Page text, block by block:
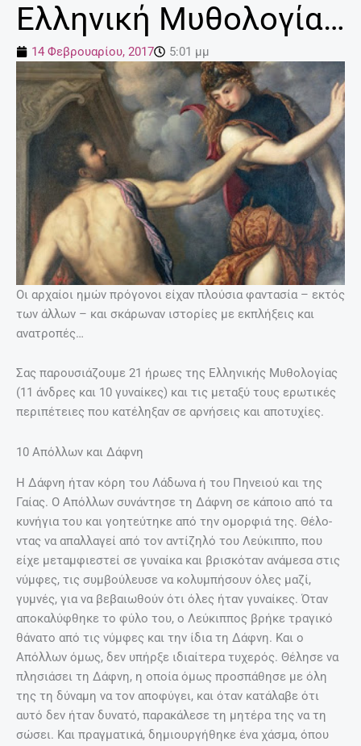
Ελληνική Μυθολογία…
14 Φεβρουαρίου, 2017 5:01 μμ
Οι αρχαίοι ημών πρόγονοι είχαν πλούσια φαντασία – εκτός
των άλλων – και σκάρωναν ιστορίες με εκπλήξεις και
ανατροπές…
Σας παρουσιάζουμε 21 ήρωες της Ελληνικής Μυθολογίας
(11 άνδρες και 10 γυναίκες) και τις μεταξύ τους ερωτικές
περιπέτειες που κατέληξαν σε αρνήσεις και αποτυχίες.
10 Απόλλων και Δάφνη
Η Δάφνη ήταν κόρη του Λάδωνα ή του Πηνειού και της
Γαίας. Ο Απόλλων συνάντησε τη Δάφνη σε κάποιο από τα
κυνήγια του και γοητεύτηκε από την ομορφιά της. Θέλο­
ντας να απαλλαγεί από τον αντίζηλό του Λεύκιππο, που
είχε με­ταμφιεστεί σε γυναίκα και βρισκόταν ανάμεσα στις
νύμφες, τις συμβούλευσε να κολυμπήσουν όλες μαζί,
γυμνές, για να βεβαιωθούν ότι όλες ήταν γυναίκες. Όταν
αποκαλύφθηκε το φύλο του, ο Λεύκιππος βρήκε τραγικό
θάνατο από τις νύμφες και την ίδια τη Δάφνη. Και ο
Απόλλων όμως, δεν υπήρξε ιδιαίτερα τυχερός. Θέλησε να
πλησιάσει τη Δάφνη, η οποία όμως προσπάθησε με όλη
της τη δύναμη να τον αποφύγει, και όταν κατάλαβε ότι
αυτό δεν ήταν δυνατό, παρακάλεσε τη μητέρα της να τη
σώσει. Και πραγματικά, δημιουργήθηκε ένα χάσμα, όπου